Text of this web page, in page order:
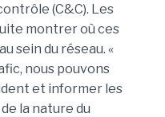
(C&C). Les
montrer où ces
sein du réseau. «
nous pouvons
et informer les
la nature du